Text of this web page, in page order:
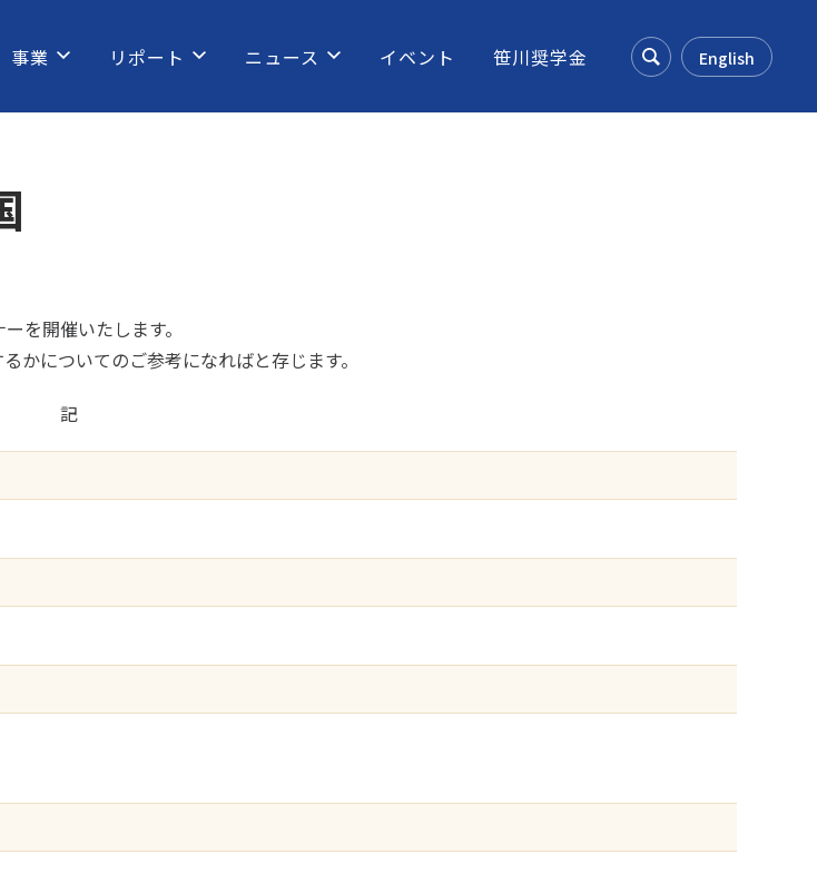
English
事業 リポート ニュース イベント 笹川奨学金
を開催いたします。
かについてのご参考になればと存じます。
記